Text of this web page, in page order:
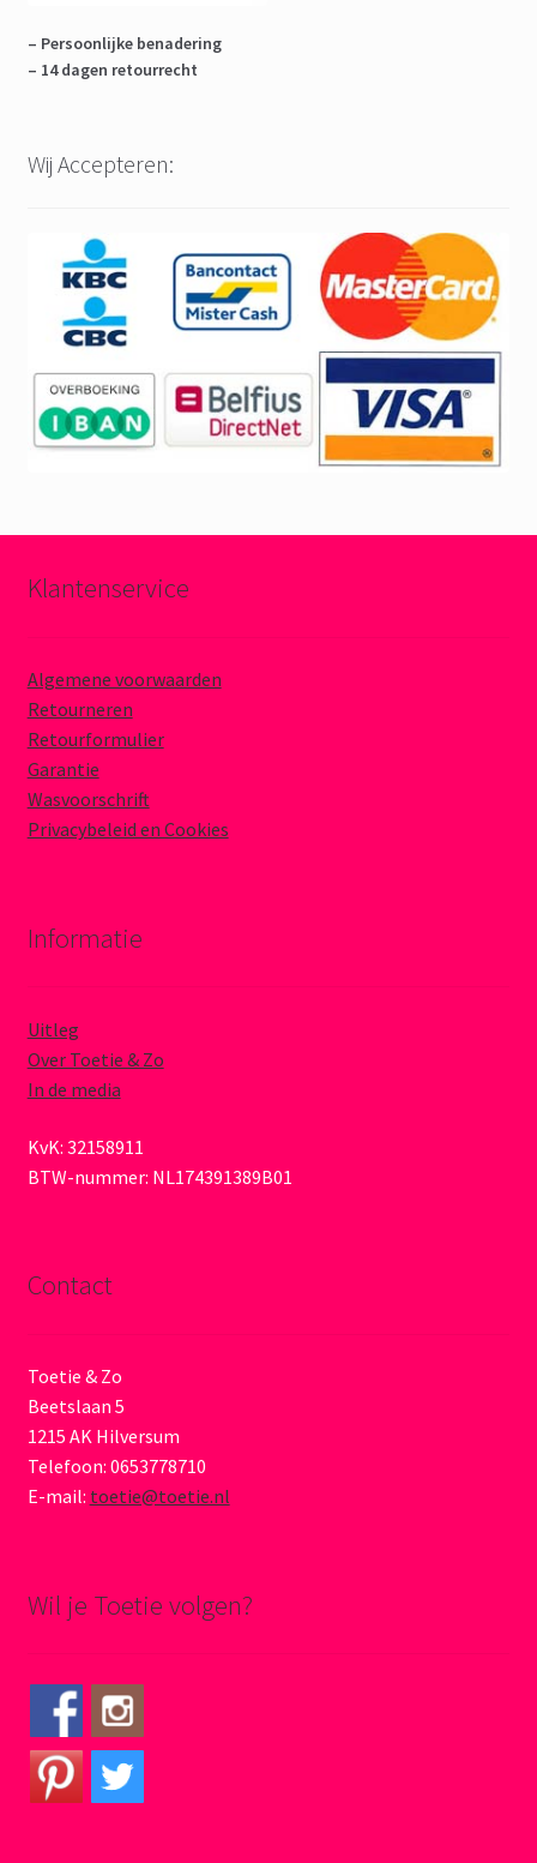
– Persoonlijke benadering
– 14 dagen retourrecht
Wij Accepteren:
Klantenservice
Algemene voorwaarden
Retourneren
Retourformulier
Garantie
Wasvoorschrift
Privacybeleid en Cookies
Informatie
Uitleg
Over Toetie & Zo
In de media
KvK: 32158911
BTW-nummer: NL174391389B01
Contact
Toetie & Zo
Beetslaan 5
1215 AK Hilversum
Telefoon: 0653778710
E-mail: toetie@toetie.nl
Wil je Toetie volgen?